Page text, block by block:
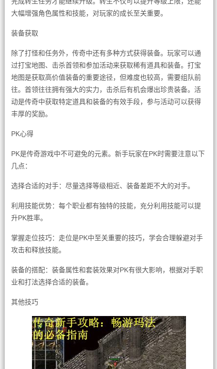
大幅增强角色属性和技能，对玩家的成长至关重要。
装备获取
除了打怪和任务外，传奇中还有多种方式获得装备。玩家可以通
过打宝地图、击杀首领和参加活动来获取稀有道具和装备。打宝
地图是获取高价值装备的重要途径，但难度也较高，需要组队前
往。首领往往拥有强大的实力，击杀后有机会爆出珍贵装备。活
动是传奇中获取特定道具和装备的有效手段，参与活动可以获得
丰厚的奖励。
PK心得
PK是传奇游戏中不可避免的元素。新手玩家在PK时需要注意以下
几点：
选择合适的对手：尽量选择等级相近、装备差距不大的对手。
利用技能优势：每个职业都有独特的技能，充分利用技能可以提
升PK胜率。
掌握走位技巧：走位是PK中至关重要的技巧，学会合理躲避对手
攻击和释放技能。
装备的搭配：装备属性和套装效果对PK有很大影响，根据对手职
业和打法选择合适的装备。
其他技巧